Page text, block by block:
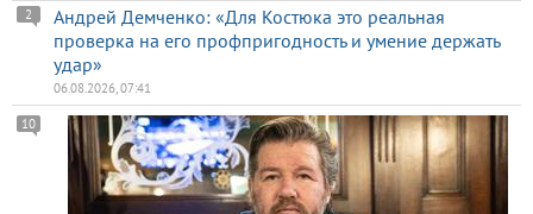
Андрей Демченко: «Для Костюка это реальная
проверка на его профпригодность и умение держать
удар»
2
06.08.2026, 07:41
10